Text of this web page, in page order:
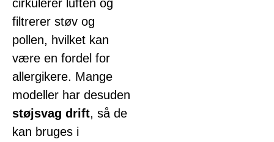
cirkulerer luften og
filtrerer støv og
pollen, hvilket kan
være en fordel for
allergikere. Mange
modeller har desuden
støjsvag drift, så de
kan bruges i